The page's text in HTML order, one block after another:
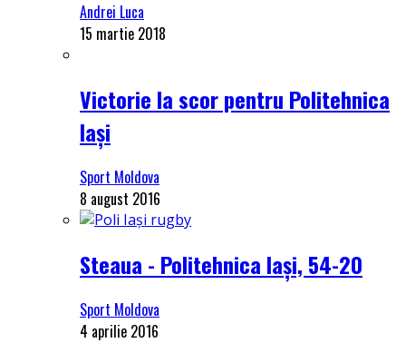
Andrei Luca
15 martie 2018
Victorie la scor pentru Politehnica
Iași
Sport Moldova
8 august 2016
Steaua - Politehnica Iași, 54-20
Sport Moldova
4 aprilie 2016